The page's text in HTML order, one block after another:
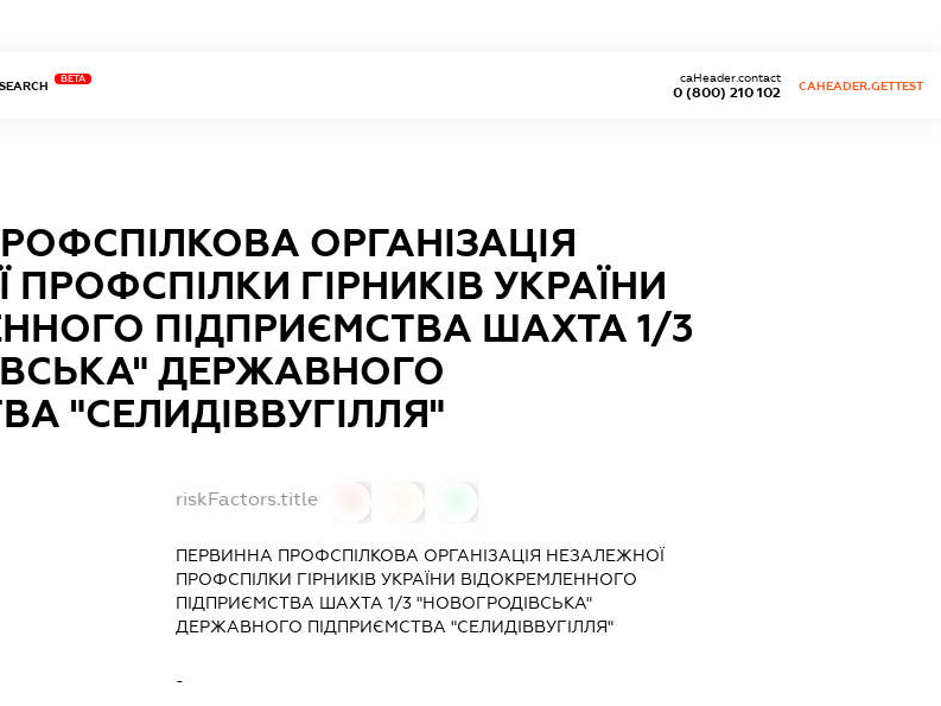
BETA
0 (800) 210 102
caHeader.contact
CAHEADER.GETTEST
ОРГАНІЗАЦІЯ
ГІРНИКІВ УКРАЇНИ
ПІДПРИЄМСТВА ШАХТА 1/3
ДЕРЖАВНОГО
"СЕЛИДІВВУГІЛЛЯ"
riskFactors.title
ПЕРВИННА ПРОФСПІЛКОВА ОРГАНІЗАЦІЯ НЕЗАЛЕЖНОЇ
ПРОФСПІЛКИ ГІРНИКІВ УКРАЇНИ ВІДОКРЕМЛЕННОГО
ПІДПРИЄМСТВА ШАХТА 1/3 "НОВОГРОДІВСЬКА"
ДЕРЖАВНОГО ПІДПРИЄМСТВА "СЕЛИДІВВУГІЛЛЯ"
-